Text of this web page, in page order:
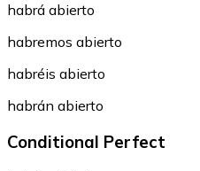
habrá abierto
habremos abierto
habréis abierto
habrán abierto
Conditional Perfect